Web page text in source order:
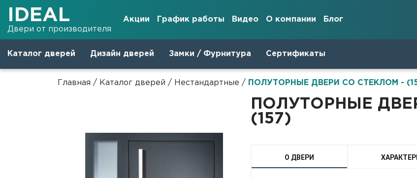
IDEAL
Двери от производителя
Акции График работы Видео О компании Блог
Каталог дверей Дизайн дверей Замки / Фурнитура Сертификаты
Главная / Каталог дверей / Нестандартные / ПОЛУТОРНЫЕ ДВЕРИ СО СТЕКЛОМ -
ПОЛУТОРНЫЕ
(157)
О ДВЕРИ